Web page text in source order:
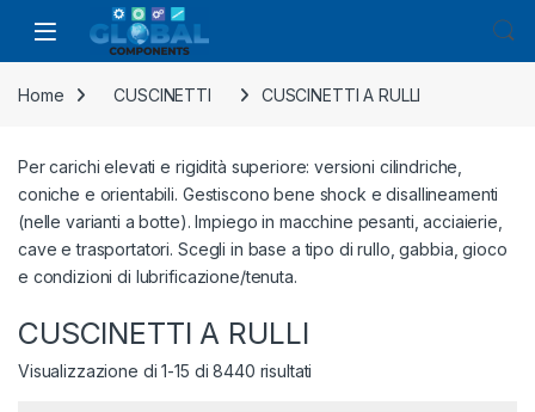
Home CUSCINETTI CUSCINETTI A RULLI
Per carichi elevati e rigidità superiore: versioni cilindriche,
coniche e orientabili. Gestiscono bene shock e disallineamenti
(nelle varianti a botte). Impiego in macchine pesanti, acciaierie,
cave e trasportatori. Scegli in base a tipo di rullo, gabbia, gioco
e condizioni di lubrificazione/tenuta.
CUSCINETTI A RULLI
Visualizzazione di 1-15 di 8440 risultati